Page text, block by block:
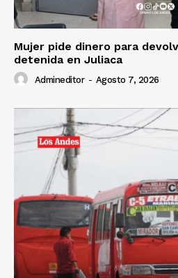
Mujer pide dinero para
detenida en Juliaca
Admineditor - Agosto 7, 2026